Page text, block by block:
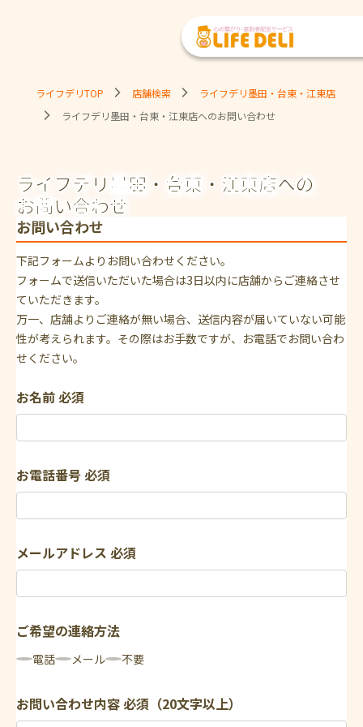
ライフデリTOP 店舗検索
ライフデリ墨田・台東・江東店
ライフデリ墨田・台東・江東店へのお問い合わせ
ライフデリ墨田・台東・江東店への
お問い合わせ
お問い合わせ
下記フォームよりお問い合わせください。
フォームで送信いただいた場合は3日以内に店舗からご連絡させ
ていただきます。
万一、店舗よりご連絡が無い場合、送信内容が届いていない可能
性が考えられます。その際はお手数ですが、お電話でお問い合わ
せください。
お名前必須
お電話番号必須
メールアドレス 必須
ご希望の連絡方法
電話 メール 不要
お問い合わせ内容必須（20文字以上）